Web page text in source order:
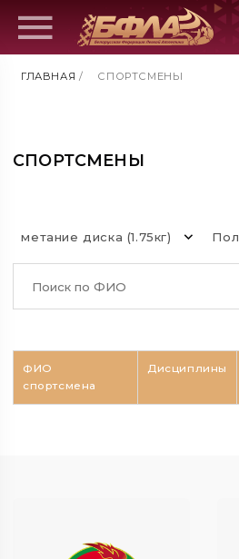
ГЛАВНАЯ / СПОРТСМЕНЫ
СПОРТСМЕНЫ
метание диска (1.75кг) Пол
ФИО
спортсмена
Дисциплины